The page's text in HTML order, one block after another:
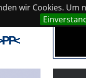
wir Cookies.